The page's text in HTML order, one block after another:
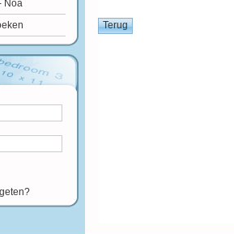
Noa